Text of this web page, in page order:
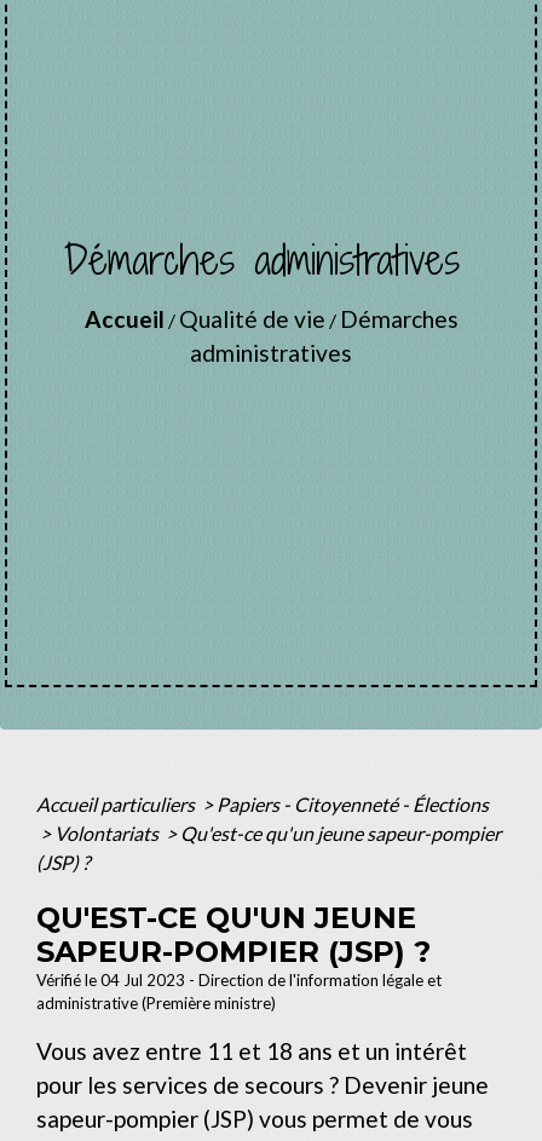
Démarches administratives
Accueil / Qualité de vie / Démarches
administratives
Accueil particuliers > Papiers - Citoyenneté - Élections
> Volontariats > Qu'est-ce qu'un jeune sapeur-pompier
(JSP) ?
QU'EST-CE QU'UN JEUNE
SAPEUR-POMPIER (JSP) ?
Vérifié le 04 Jul 2023 - Direction de l'information légale et
administrative (Première ministre)
Vous avez entre 11 et 18 ans et un intérêt
pour les services de secours ? Devenir jeune
sapeur-pompier (JSP) vous permet de vous